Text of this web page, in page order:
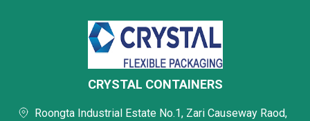
CRYSTAL CONTAINERS
Roongta Industrial Estate No.1, Zari Causeway Raod,